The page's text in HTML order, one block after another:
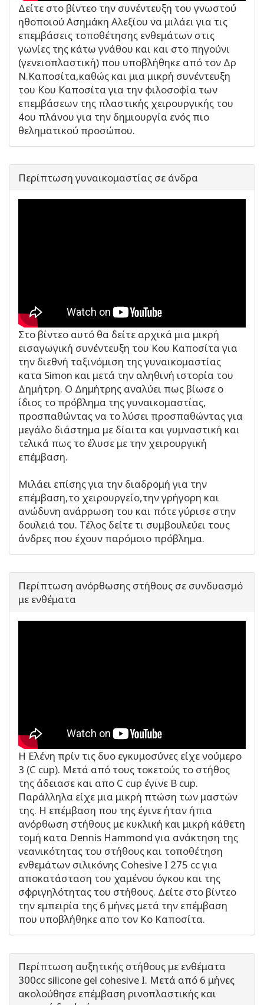
Δείτε στο βίντεο την συνέντευξη του γνωστού
ηθοποιού Ασημάκη Αλεξίου να μιλάει για τις
επεμβάσεις τοποθέτησης ενθεμάτων στις
γωνίες της κάτω γνάθου και και στο πηγούνι
(γενειοπλαστική) που υποβλήθηκε από τον Δρ
Ν.Καποσίτα,καθώς και μια μικρή συνέντευξη
του Κου Καποσίτα για την φιλοσοφία των
επεμβάσεων της πλαστικής χειρουργικής του
4ου πλάνου για την δημιουργία ενός πιο
θεληματικού προσώπου.
Περίπτωση γυναικομαστίας σε άνδρα
Στο βίντεο αυτό θα δείτε αρχικά μια μικρή
εισαγωγική συνέντευξη του Κου Καποσίτα για
την διεθνή ταξινόμιση της γυναικομαστίας
κατα Simon και μετά την αληθινή ιστορία του
Δημήτρη. Ο Δημήτρης αναλύει πως βίωσε ο
ίδιος το πρόβλημα της γυναικομαστίας,
προσπαθώντας να το λύσει προσπαθώντας για
μεγάλο διάστημα με δίαιτα και γυμναστική και
τελικά πως το έλυσε με την χειρουργική
επέμβαση.
Μιλάει επίσης για την διαδρομή για την
επέμβαση,το χειρουργείο,την γρήγορη και
ανώδυνη ανάρρωση του και πότε γύρισε στην
δουλειά του. Τέλος δείτε τι συμβουλεύει τους
άνδρες που έχουν παρόμοιο πρόβλημα.
Περίπτωση ανόρθωσης στήθους σε συνδυασμό
με ενθέματα
Η Ελένη πρίν τις δυο εγκυμοσύνες είχε νούμερο
3 (C cup). Μετά από τους τοκετούς το στήθος
της άδειασε και απο C cup έγινε Β cup.
Παράλληλα είχε μια μικρή πτώση των μαστών
της. Η επέμβαση που της έγινε ήταν ήπια
ανόρθωση στήθους με κυκλική και μικρή κάθετη
τομή κατα Dennis Hammond για ανάκτηση της
νεανικότητας του στήθους και τοποθέτηση
ενθεμάτων σιλικόνης Cohesive I 275 cc για
αποκατάσταση του χαμένου όγκου και της
σφριγηλότητας του στήθους. Δείτε στο βίντεο
την εμπειρία της 6 μήνες μετά την επέμβαση
που υποβλήθηκε απο τον Κο Καποσίτα.
Περίπτωση αυξητικής στήθους με ενθέματα
300cc silicone gel cohesive I. Μετά από 6 μήνες
ακολούθησε επέμβαση ρινοπλαστικής και